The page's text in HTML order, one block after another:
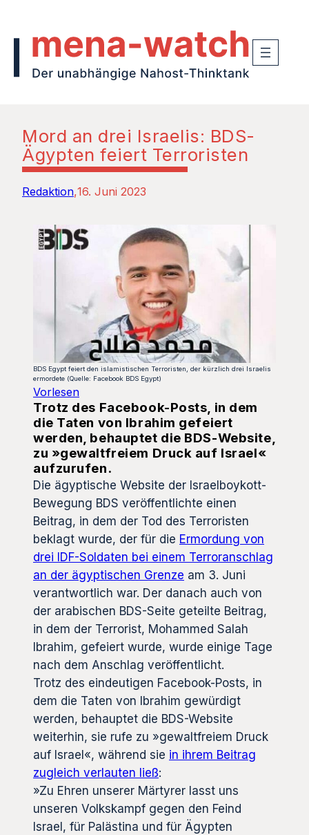
Mord an drei Israelis: BDS-
Ägypten feiert Terroristen
Redaktion 16. Juni 2023
BDS Egypt feiert den islamistischen Terroristen, der kürzlich drei Israelis
ermordete (Quelle: Facebook BDS Egypt)
Vorlesen
Trotz des Facebook-Posts, in dem
die Taten von Ibrahim gefeiert
werden, behauptet die BDS-Website,
zu »gewaltfreiem Druck auf Israel«
aufzurufen.
Die ägyptische Website der Israelboykott-
Bewegung BDS veröffentlichte einen
Beitrag, in dem der Tod des Terroristen
beklagt wurde, der für die Ermordung von
drei IDF-Soldaten bei einem Terroranschlag
an der ägyptischen Grenze am 3. Juni
verantwortlich war. Der danach auch von
der arabischen BDS-Seite geteilte Beitrag,
in dem der Terrorist, Mohammed Salah
Ibrahim, gefeiert wurde, wurde einige Tage
nach dem Anschlag veröffentlicht.
Trotz des eindeutigen Facebook-Posts, in
dem die Taten von Ibrahim gewürdigt
werden, behauptet die BDS-Website
weiterhin, sie rufe zu »gewaltfreiem Druck
auf Israel«, während sie in ihrem Beitrag
zugleich verlauten ließ:
»Zu Ehren unserer Märtyrer lasst uns
unseren Volkskampf gegen den Feind
Israel, für Palästina und für Ägypten